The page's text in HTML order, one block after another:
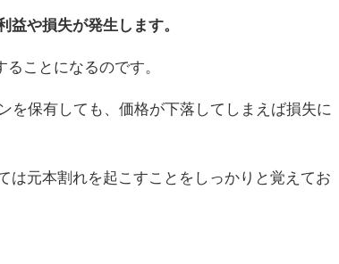
益や損失が発生します。
ことになるのです。
を保有しても、価格が下落してしまえば損失に
は元本割れを起こすことをしっかりと覚えてお